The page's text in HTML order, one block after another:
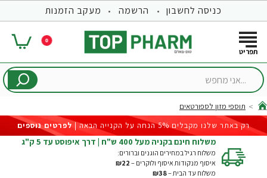
כניסה לחשבון הרשמה מעקב הזמנות
0
...אני
home
תוספי מזון לספורטאים
רק באתר שלנו מקבלים 5% הנחה על הקנייה הבאה |
לפרטים נוספים
משלוח חינם בקניה מעל 400 ש"ח | דרך איפוסט עד 5 ק"ג
משלוח רגיל במחירים הוגנים וברורים:
איסוף מנקודות איסוף ולוקרים – ₪22
משלוח עד הבית –₪38